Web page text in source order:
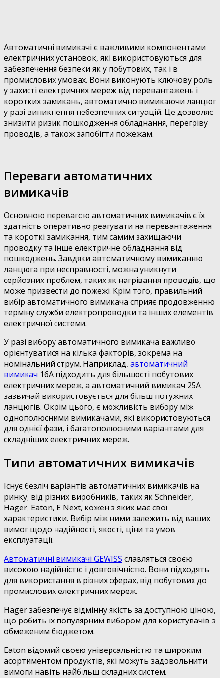
Автоматичні вимикачі є важливими компонентами
електричних установок, які використовуються для
забезпечення безпеки як у побутових, так і в
промислових умовах. Вони виконують ключову роль
у захисті електричних мереж від перевантажень і
коротких замикань, автоматично вимикаючи ланцюг
у разі виникнення небезпечних ситуацій. Це дозволяє
знизити ризик пошкодження обладнання, перегріву
проводів, а також запобігти пожежам.
Переваги автоматичних
вимикачів
Основною перевагою автоматичних вимикачів є їх
здатність оперативно реагувати на перевантаження
та короткі замикання, тим самим захищаючи
проводку та інше електричне обладнання від
пошкоджень. Завдяки автоматичному вимиканню
ланцюга при несправності, можна уникнути
серйозних проблем, таких як нагрівання проводів, що
може призвести до пожежі. Крім того, правильний
вибір автоматичного вимикача сприяє продовженню
терміну служби електропроводки та інших елементів
електричної системи.
У разі вибору автоматичного вимикача важливо
орієнтуватися на кілька факторів, зокрема на
номінальний струм. Наприклад, автоматичний
вимикач 16А підходить для більшості побутових
електричних мереж, а автоматичний вимикач 25А
зазвичай використовується для більш потужних
ланцюгів. Окрім цього, є можливість вибору між
однополюсними вимикачами, які використовуються
для однієї фази, і багатополюсними варіантами для
складніших електричних мереж.
Типи автоматичних вимикачів
Існує безліч варіантів автоматичних вимикачів на
ринку, від різних виробників, таких як Schneider,
Hager, Eaton, E Next, кожен з яких має свої
характеристики. Вибір між ними залежить від ваших
вимог щодо надійності, якості, ціни та умов
експлуатації.
Автоматичні вимикачі GEWISS славляться своєю
високою надійністю і довговічністю. Вони підходять
для використання в різних сферах, від побутових до
промислових електричних мереж.
Hager забезпечує відмінну якість за доступною ціною,
що робить їх популярним вибором для користувачів з
обмеженим бюджетом.
Eaton відомий своєю універсальністю та широким
асортиментом продуктів, які можуть задовольнити
вимоги навіть найбільш складних систем.